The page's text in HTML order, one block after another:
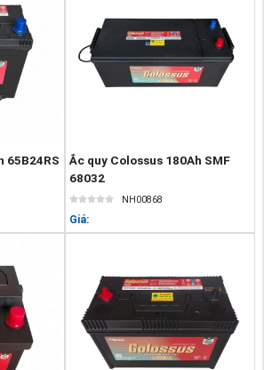
65B24RS
Ắc quy Colossus 180Ah SMF
68032
NH00868
Giá: